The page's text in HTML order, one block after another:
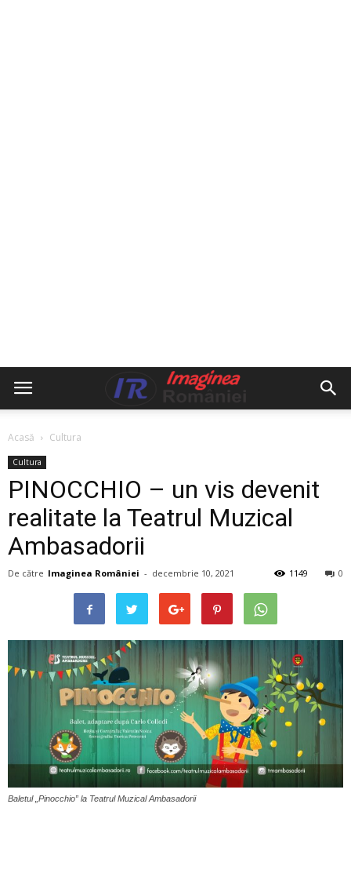
Acasă Cultura
Cultura
PINOCCHIO – un vis devenit
realitate la Teatrul Muzical
Ambasadorii
De către Imaginea României - decembrie 10, 2021 0
1149
Baletul „Pinocchio” la Teatrul Muzical Ambasadorii